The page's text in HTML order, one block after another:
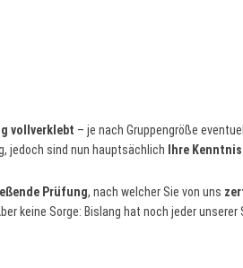
vollverklebt – je nach Gruppengröße
jedoch sind nun hauptsächlich
Ihre
Prüfung, nach welcher Sie von uns
keine Sorge: Bislang hat noch jeder